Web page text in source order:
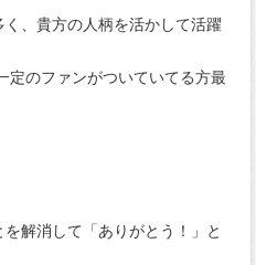
、貴方の人柄を活かして活躍
定のファンがついていてる方最
解消して「ありがとう！」と